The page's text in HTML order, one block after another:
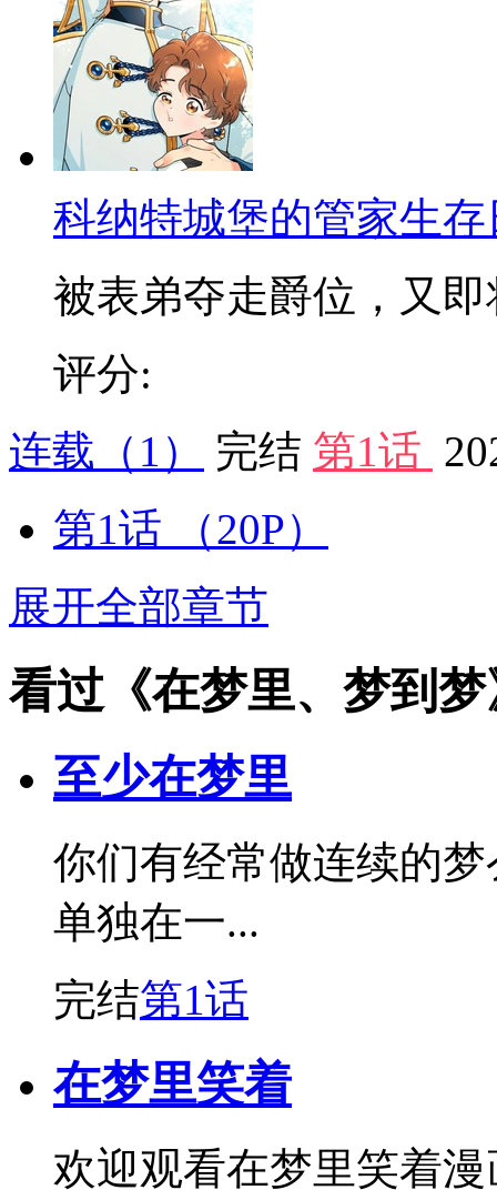
科纳特城堡的管家生存
被表弟夺走爵位，又即
评分:
连载 （1） 完结 第1话
第1话
（20P）
展开全部章节
看过《在梦里、梦到
至少在梦里
你们有经常做连续的
单独在一...
完结第1话
在梦里笑着
欢迎观看在梦里笑着漫